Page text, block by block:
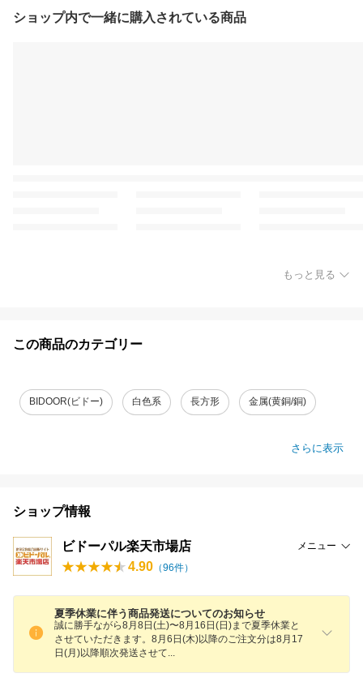
ショップ内で一緒に購入されている商品
もっと見る
この商品のカテゴリー
BIDOOR(ビドー) 白色系 長方形 金属(黄銅/銅)
さらに表示
ショップ情報
ビドーパル楽天市場店 メニュー
4.90 （96件）
夏季休業に伴う商品発送についてのお知らせ
誠に勝手ながら8月8日(土)〜8月16日(日)まで夏季休業と
させていただきます。8月6日(木)以降のご注文分は8月17
日(月)以降順次発送させて